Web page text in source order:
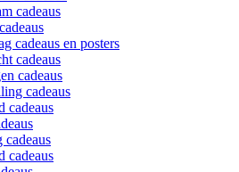
cadeaus
cadeaus en posters
cadeaus
cadeaus
cadeaus
cadeaus
cadeaus